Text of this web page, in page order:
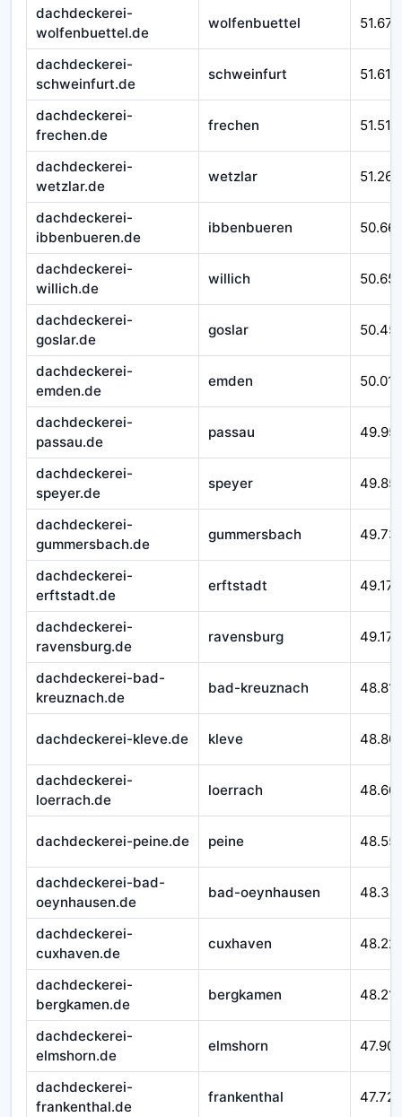
dachdeckerei-
wolfenbuettel.de
wolfenbuettel 51.670
dachdeckerei-
schweinfurt.de
schweinfurt 51.610
dachdeckerei-
frechen.de
frechen 51.510
dachdeckerei-
wetzlar.de
wetzlar 51.262
dachdeckerei-
ibbenbueren.de
ibbenbueren
dachdeckerei-
willich.de
willich
dachdeckerei-
goslar.de
goslar
dachdeckerei-
emden.de
emden 50.016
dachdeckerei-
passau.de
passau
dachdeckerei-
speyer.de
speyer
dachdeckerei-
gummersbach.de
gummersbach
dachdeckerei-
erftstadt.de
erftstadt 49.179
dachdeckerei-
ravensburg.de
ravensburg 49.172
dachdeckerei-bad-
kreuznach.de
bad-kreuznach
dachdeckerei-kleve.de kleve
dachdeckerei-
loerrach.de
loerrach 48.601
dachdeckerei-peine.de peine
dachdeckerei-bad-
oeynhausen.de
bad-oeynhausen
dachdeckerei-
cuxhaven.de
cuxhaven 48.221
dachdeckerei-
bergkamen.de
bergkamen 48.218
dachdeckerei-
elmshorn.de
elmshorn 47.907
dachdeckerei-
frankenthal.de
frankenthal 47.727